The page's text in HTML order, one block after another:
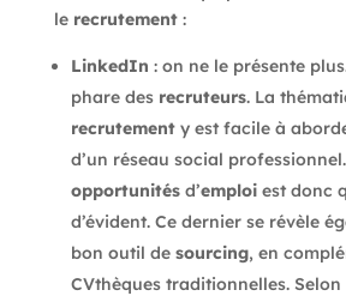
le recrutement:
LinkedIn : on ne le présente
phare des recruteurs. La
recrutementy est facile à
d’un réseau social
opportunités d’emploiest donc
d’évident. Ce dernier se révèle
bon outil de sourcing, en
CVthèques traditionnelles. Selon